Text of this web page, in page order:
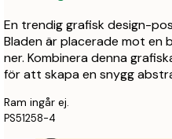
En trendig grafisk design-
Bladen är placerade mot en
ner. Kombinera denna
för att skapa en snygg
Ram ingår ej.
PS51258-4